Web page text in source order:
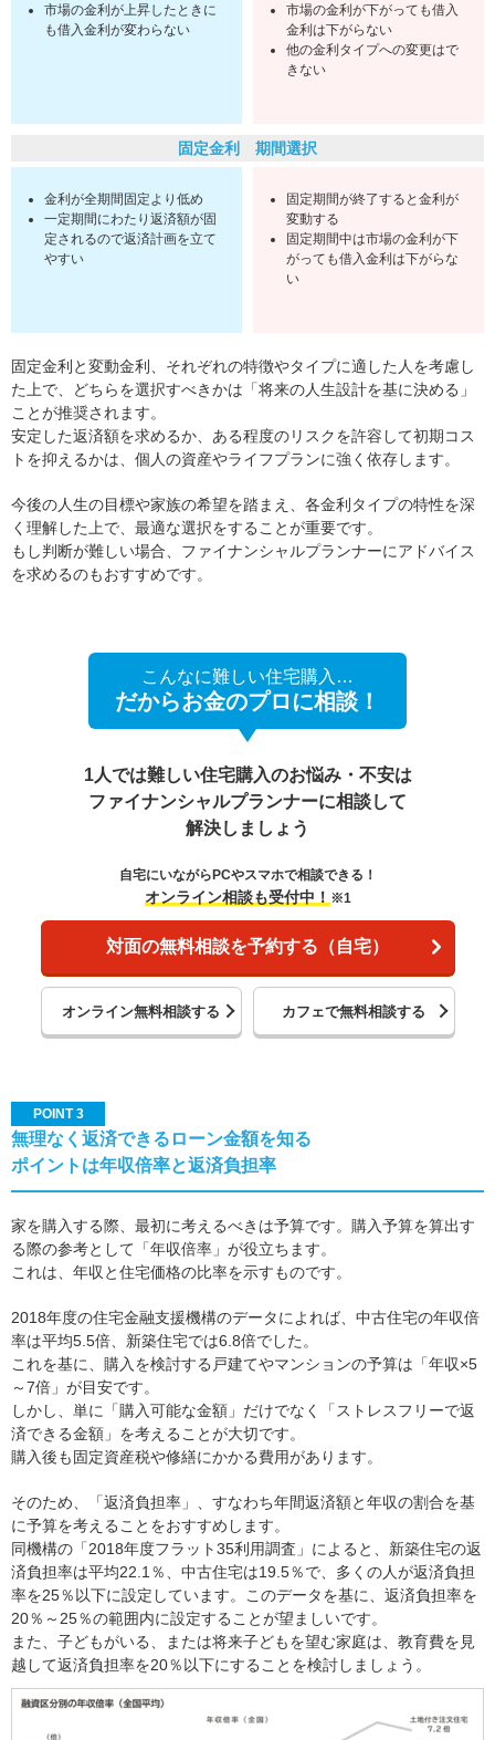
市場の金利が上昇したときに
も借入金利が変わらない
市場の金利が下がっても借入
金利は下がらない
他の金利タイプへの変更はで
きない
固定金利 期間選択
金利が全期間固定より低め
一定期間にわたり返済額が固
定されるので返済計画を立て
やすい
固定期間が終了すると金利が
変動する
固定期間中は市場の金利が下
がっても借入金利は下がらな
い
固定金利と変動金利、それぞれの特徴やタイプに適した人を考慮し
た上で、どちらを選択すべきかは「将来の人生設計を基に決める」
ことが推奨されます。
安定した返済額を求めるか、ある程度のリスクを許容して初期コス
トを抑えるかは、個人の資産やライフプランに強く依存します。
今後の人生の目標や家族の希望を踏まえ、各金利タイプの特性を深
く理解した上で、最適な選択をすることが重要です。
もし判断が難しい場合、ファイナンシャルプランナーにアドバイス
を求めるのもおすすめです。
こんなに難しい住宅購入…
だからお金のプロに相談！
1人では難しい住宅購入のお悩み・不安は
ファイナンシャルプランナーに相談して
解決しましょう
自宅にいながらPCやスマホで相談できる！
オンライン相談も受付中！ ※1
対面の無料相談を予約する（自宅）
オンライン無料相談する カフェで無料相談する
POINT 3
無理なく返済できるローン金額を知る
ポイントは年収倍率と返済負担率
家を購入する際、最初に考えるべきは予算です。購入予算を算出す
る際の参考として「年収倍率」が役立ちます。
これは、年収と住宅価格の比率を示すものです。
2018年度の住宅金融支援機構のデータによれば、中古住宅の年収倍
率は平均5.5倍、新築住宅では6.8倍でした。
これを基に、購入を検討する戸建てやマンションの予算は「年収×5
～7倍」が目安です。
しかし、単に「購入可能な金額」だけでなく「ストレスフリーで返
済できる金額」を考えることが大切です。
購入後も固定資産税や修繕にかかる費用があります。
そのため、「返済負担率」、すなわち年間返済額と年収の割合を基
に予算を考えることをおすすめします。
同機構の「2018年度フラット35利用調査」によると、新築住宅の返
済負担率は平均22.1％、中古住宅は19.5％で、多くの人が返済負担
率を25％以下に設定しています。このデータを基に、返済負担率を
20％～25％の範囲内に設定することが望ましいです。
また、子どもがいる、または将来子どもを望む家庭は、教育費を見
越して返済負担率を20％以下にすることを検討しましょう。